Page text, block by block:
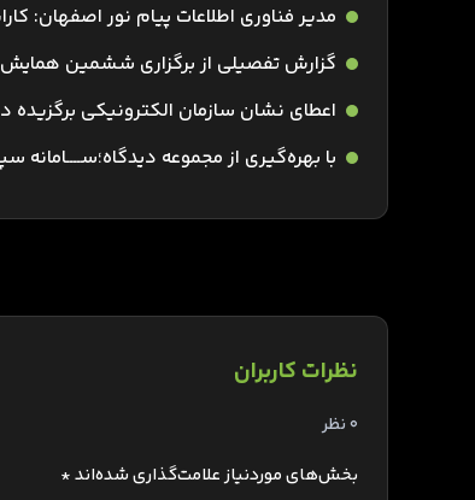
مدیر فناوری اطلاعات پیام نور اصفهان:
گزارش تفصیلی از برگزاری ششمین همایش
اعطای نشان سازمان الکترونیکی
با بهره‌گیری از مجموعه
نظرات کاربران
0 نظر
بخش‌های موردنیاز علامت‌گذاری شده‌اند*